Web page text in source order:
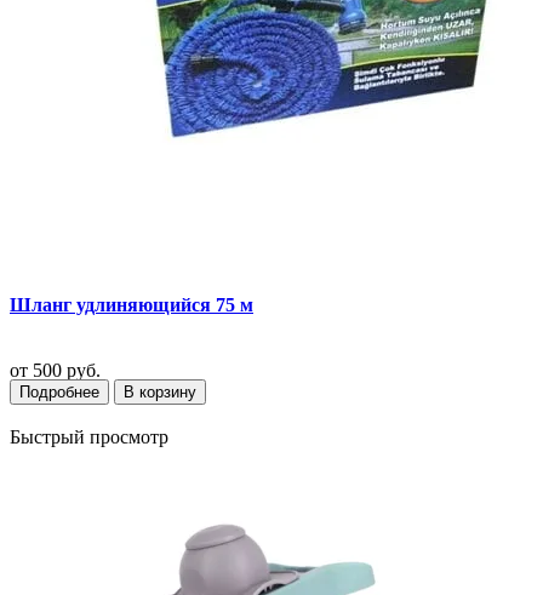
Шланг удлиняющийся 75 м
от 500 руб.
Подробнее В корзину
Быстрый просмотр